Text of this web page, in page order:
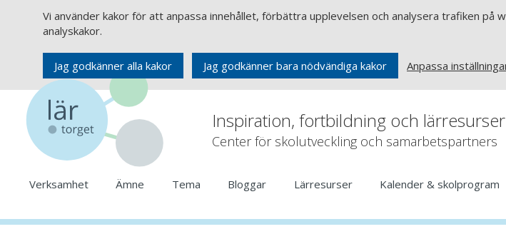
Vi använder kakor för att anpassa innehållet, förbättra upplevelsen och analysera trafiken på
analyskakor.
Jag godkänner alla kakor Jag godkänner bara nödvändiga kakor Anpassa
Inspiration, fortbildning och lärresurser
Center för skolutveckling och samarbetspartners
Verksamhet Ämne Tema Bloggar Lärresurser Kalender & skolprogram